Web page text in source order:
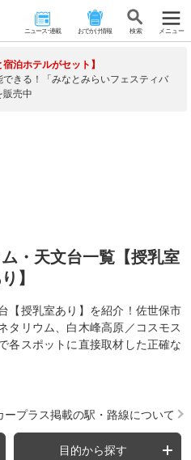
ニュース･連載 おでかけ情報 検 索 メニュー
宿泊ホテルがセット】
きる！「みなとみらいフェスティバ
販売中
・天文台一覧【授乳室
】
【授乳室あり】を紹介！佐世保市
タリウム、白木峰高原／コスモス
各スポットに直接取材した正確な
ープラス掲載の駅・路線について
目的から探す